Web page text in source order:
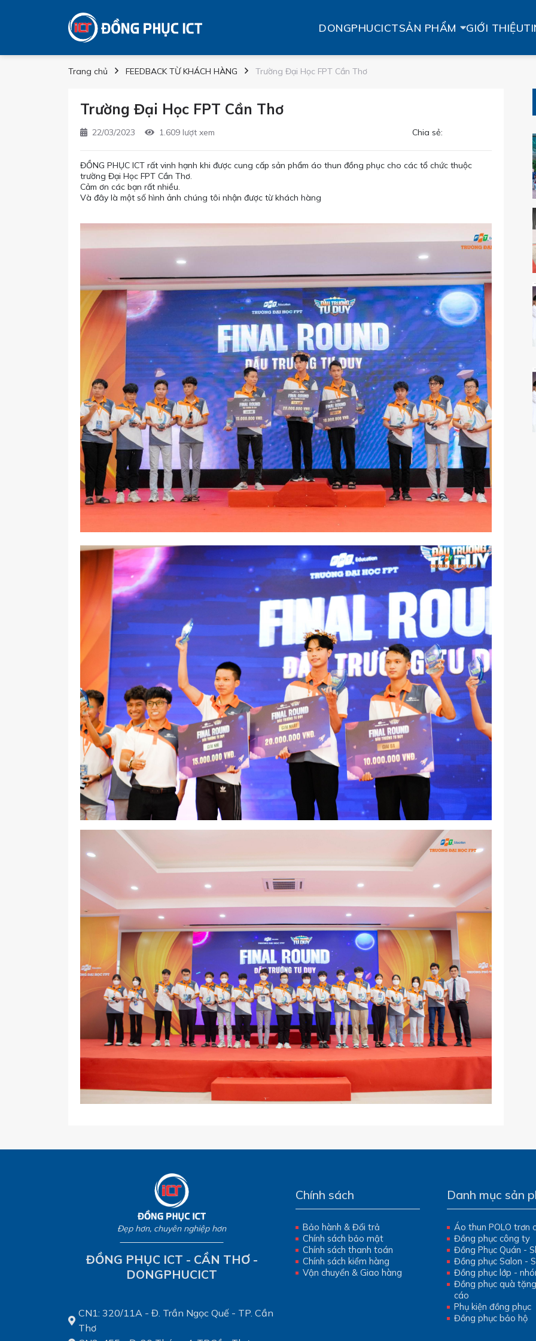
DONGPHUCICTSẢN PHẨM GIỚI THIỆU
Trang chủ FEEDBACK TỪ KHÁCH HÀNG Trường Đại Học FPT Cần Thơ
Trường Đại Học FPT Cần Thơ
22/03/2023 1.609 lượt xem Chia sẻ:
ĐỒNG PHỤC ICT rất vinh hạnh khi được cung cấp sản phẩm áo thun đồng phục cho các tổ chức thuộc
trường Đại Học FPT Cần Thơ.
Cảm ơn các bạn rất nhiều.
Và đây là một số hình ảnh chúng tôi nhận được từ khách hàng
Đẹp hơn, chuyên nghiệp hơn
ĐỒNG PHỤC ICT - CẦN THƠ -
DONGPHUCICT
CN1: 320/11A - Đ. Trần Ngọc Quế - TP. Cần
Thơ
Chính sách
Bảo hành & Đổi trả
Chính sách bảo mật
Chính sách thanh toán
Chính sách kiểm hàng
Vận chuyển & Giao hàng
Danh mục sản
Áo thun POLO trơn
Đồng phục công ty
Đồng Phục Quán -
Đồng phục Salon -
Đồng phục lớp -
Đồng phục quà
cáo
Phụ kiện đồng phục
Đồng phục bảo hộ